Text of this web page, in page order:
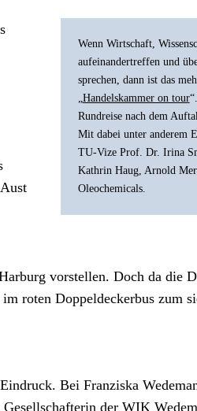
Wenn Wirtschaft,
aufeinandertreffen und
sprechen, dann ist das
„Handelskammer on tour
Rundreise nach dem
Mit dabei unter anderem
TU-Vize Prof. Dr. Irina
Kathrin Haug, Arnold
Oleochemicals.
vorstellen. Doch da die
roten Doppeldeckerbus zum
Bei Franziska
Gesellschafterin der WIK